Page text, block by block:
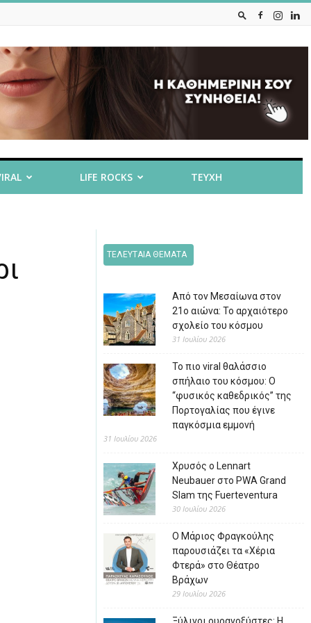
LIFE ROCKS ΤΕΥΧΗ
ΤΕΛΕΥΤΑΙΑ ΘΕΜΑΤΑ
Από τον Μεσαίωνα στον
21ο αιώνα: Το αρχαιότερο
σχολείο του κόσμου
31 Ιουλίου 2026
Το πιο viral θαλάσσιο
σπήλαιο του κόσμου: Ο
“φυσικός καθεδρικός” της
Πορτογαλίας που έγινε
παγκόσμια εμμονή
31 Ιουλίου 2026
Χρυσός ο Lennart
Neubauer στο PWA Grand
Slam της Fuerteventura
30 Ιουλίου 2026
Ο Μάριος Φραγκούλης
παρουσιάζει τα «Χέρια
Φτερά» στο Θέατρο
Βράχων
29 Ιουλίου 2026